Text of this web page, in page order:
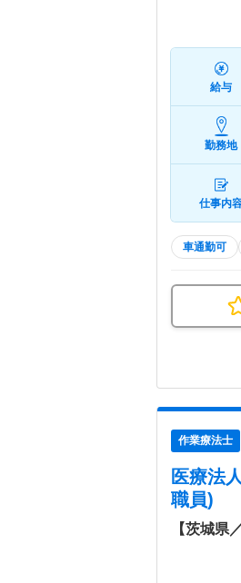
給与
勤務地
仕事内
車通勤可
作業療法士
医療法
職員)
【茨城県